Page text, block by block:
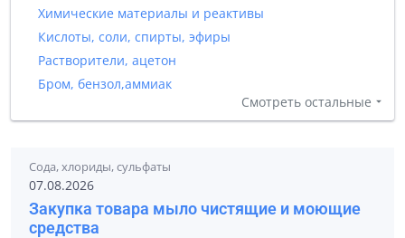
Химические материалы и реактивы
Кислоты, соли, спирты, эфиры
Растворители, ацетон
Бром, бензол,аммиак
Смотреть остальные
Сода, хлориды, сульфаты
07.08.2026
Закупка товара мыло чистящие и моющие
средства